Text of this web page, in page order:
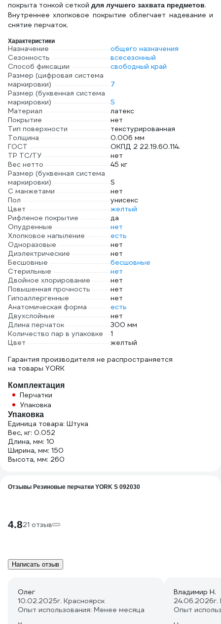
покрыта тонкой сеткой для лучшего захвата предметов.
Внутреннее хлопковое покрытие облегчает надевание и
снятие перчаток.
Характеристики
Назначение
общего назначения
Сезонность
всесезонный
Способ фиксации
свободный край
Размер (цифровая система
маркировки)
7
Размер (буквенная система
маркировки)
S
Материал
латекс
Покрытие
нет
Тип поверхности
текстурированная
Толщина
0.006 мм
ГОСТ
ОКПД 2 22.19.60.114.
ТР ТС/ТУ
нет
Вес нетто
45 кг
Размер (буквенная система
маркировки)
S
С манжетами
нет
Пол
унисекс
Цвет
желтый
Рифленое покрытие
да
Опудренные
нет
Хлопковое напыление
есть
Одноразовые
нет
Диэлектрические
нет
Бесшовные
бесшовные
Стерильные
нет
Двойное хлорирование
нет
Повышенная прочность
нет
Гипоаллергенные
нет
Анатомическая форма
есть
Двухслойные
нет
Длина перчаток
300 мм
Количество пар в упаковке
1
Цвет
желтый
Гарантия производителя не распространяется
на товары YORK
Комплектация
Перчатки
Упаковка
Упаковка
Единица товара: Штука
Вес, кг: 0.052
Длина, мм: 10
Ширина, мм: 150
Высота, мм: 260
Отзывы Резиновые перчатки YORK S 092030
4.821 отзыв
Написать отзыв
Олег
10.02.2025г. Красноярск
Опыт использования: Менее месяца
Владимир Н.
24.06.2026
Опыт